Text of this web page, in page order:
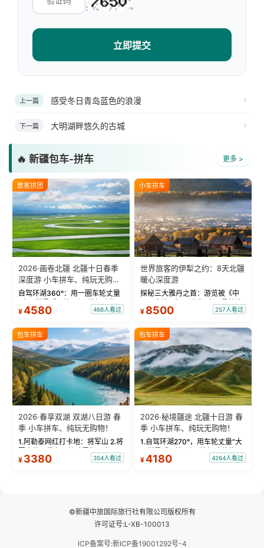
立即提交
上一篇 感受冬日青岛蓝色的浪漫
下一篇 大明湖畔悠久的古城
🔥 新疆包车-拼车 更多 >
散客拼团
2026·画卷北疆 北疆十日春季
深度游 小车拼车、纯玩无购
物！
自驾环湖360°：用一圈车轮丈量
“大西洋最后一滴眼泪”的极致蔚
蓝。 赛湖旅拍：甄选多款风格服
绝美瞬间。 赛湖坦克300跟车视
频：专业摄影师...
¥4580 468人看过
小车拼车
世界旅客的伊犁之约：8天北疆
暖心深度游
探秘三大雅丹之首：游览被《中
国国家地理》评选为“中国最美的
三大雅丹”第一名的克拉玛依魔鬼
瓦人最大村落——禾木村，欣赏
晨雾与小木...
¥ 8500 257人看过
包车拼车
2026·春享双湖 双湖八日游 春
季 小车拼车、纯玩无购物！
1.阿勒泰网红打卡地：将军山 2.将
军山落日缆车，体验雪都风光 3.
将军山，夕阳派对，蹦迪party 4.
¥ 3380 354人看过
包车拼车
2026·秘境疆途 北疆十日游 春
季 小车拼车、纯玩无购物！
1.自驾环湖270°，用车轮丈量“大
西洋最后一滴眼泪”的极致蔚蓝，
让雪山、花海与深邃湖水在转弯
¥4180 4264人看过
©新疆中旅国际旅行社有限公司版权所有
许可证号:L-XB-100013
ICP备案号:新ICP备19001292号-4